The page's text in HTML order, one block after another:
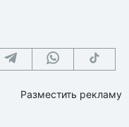
Разместить рекламу